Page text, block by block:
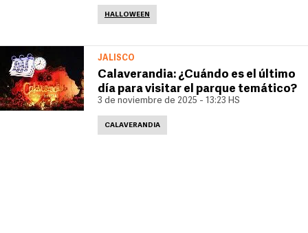
HALLOWEEN
JALISCO
Calaverandia: ¿Cuándo es el último
día para visitar el parque temático?
3 de noviembre de 2025 - 13:23 HS
CALAVERANDIA